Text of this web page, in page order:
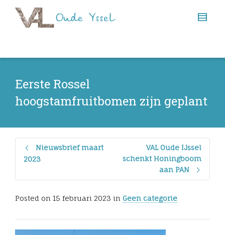
Eerste Rossel
hoogstamfruitbomen zijn geplant
Nieuwsbrief maart
2023
VAL Oude IJssel
schenkt Honingboom
aan PAN
Posted on 15 februari 2023 in Geen categorie